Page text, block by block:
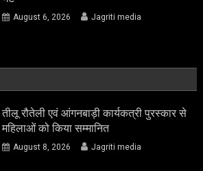
August 6, 2026 Jagriti media
तीलू रौतेली एवं आंगनबाड़ी कार्यकत्री पुरस्कार से
महिलाओं को किया सम्मानित
August 8, 2026 Jagriti media